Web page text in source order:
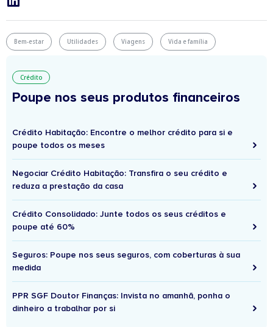
Bem-estar Utilidades Viagens Vida e família
Crédito
Poupe nos seus produtos financeiros
Crédito Habitação: Encontre o melhor crédito para si e
poupe todos os meses
Negociar Crédito Habitação: Transfira o seu crédito e
reduza a prestação da casa
Crédito Consolidado: Junte todos os seus créditos e
poupe até 60%
Seguros: Poupe nos seus seguros, com coberturas à sua
medida
PPR SGF Doutor Finanças: Invista no amanhã, ponha o
dinheiro a trabalhar por si